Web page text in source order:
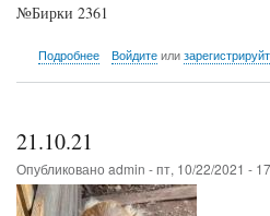
№Бирки 2361
Подробнеео
Войдитеили
21.10.21
Опубликовано admin -пт, 10/22/2021 -